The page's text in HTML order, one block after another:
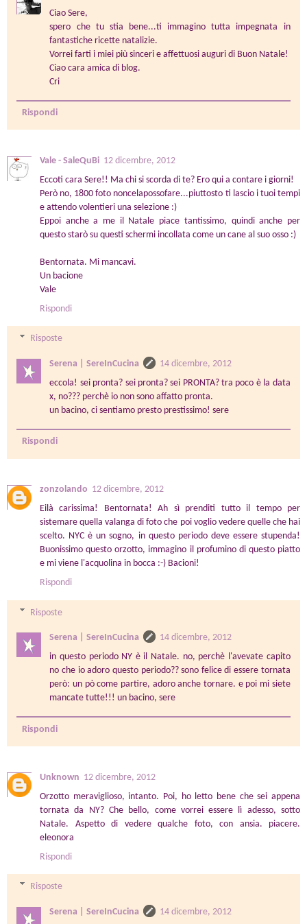
Ciao Sere,
spero che tu stia bene...ti immagino tutta impegnata in
fantastiche ricette natalizie.
Vorrei farti i miei più sinceri e affettuosi auguri di Buon Natale!
Ciao cara amica di blog.
Cri
Rispondi
Vale - SaleQuBi 12 dicembre, 2012
Eccoti cara Sere!! Ma chi si scorda di te? Ero qui a contare i giorni!
Però no, 1800 foto noncelapossofare...piuttosto ti lascio i tuoi tempi
e attendo volentieri una selezione :)
Eppoi anche a me il Natale piace tantissimo, quindi anche per
questo starò su questi schermi incollata come un cane al suo osso :)
Bentornata. Mi mancavi.
Un bacione
Vale
Rispondi
Risposte
Serena | SereInCucina
14 dicembre, 2012
eccola! sei pronta? sei pronta? sei PRONTA? tra poco è la data
x, no??? perchè io non sono affatto pronta.
un bacino, ci sentiamo presto prestissimo! sere
Rispondi
zonzolando 12 dicembre, 2012
Eilà carissima! Bentornata! Ah sì prenditi tutto il tempo per
sistemare quella valanga di foto che poi voglio vedere quelle che hai
scelto. NYC è un sogno, in questo periodo deve essere stupenda!
Buonissimo questo orzotto, immagino il profumino di questo piatto
e mi viene l'acquolina in bocca :-) Bacioni!
Rispondi
Risposte
Serena | SereInCucina
14 dicembre, 2012
in questo periodo NY è il Natale. no, perchè l'avevate capito
no che io adoro questo periodo?? sono felice di essere tornata
però: un pò come partire, adoro anche tornare. e poi mi siete
mancate tutte!!! un bacino, sere
Rispondi
Unknown 12 dicembre, 2012
Orzotto meraviglioso, intanto. Poi, ho letto bene che sei appena
tornata da NY? Che bello, come vorrei essere lì adesso, sotto
Natale. Aspetto di vedere qualche foto, con ansia. piacere.
eleonora
Rispondi
Risposte
Serena | SereInCucina 14 dicembre, 2012